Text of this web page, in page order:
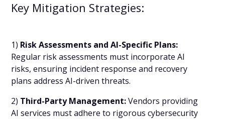
Key Mitigation Strategies:
1) Risk Assessments and AI-Specific Plans:
Regular risk assessments must incorporate AI
risks, ensuring incident response and recovery
plans address AI-driven threats.
2) Third-Party Management:Vendors providing
AI services must adhere to rigorous cybersecurity